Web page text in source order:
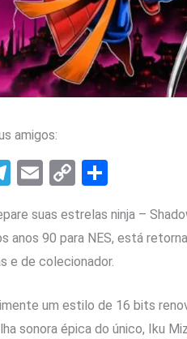
amigos:
T
e
gr
a
m
E
ail
C
py
Li
n
k
S
ar
e
suas estrelas ninja –
anos 90 para NES, está
e de colecionador.
um estilo de 16 bits
sonora épica do único, Iku